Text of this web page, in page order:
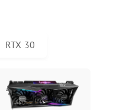
RTX 30